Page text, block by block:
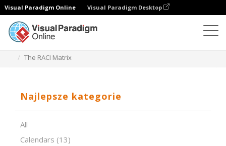
Visual Paradigm Online Visual Paradigm Desktop
The RACI Matrix
Najlepsze kategorie
All
Calendars (13)